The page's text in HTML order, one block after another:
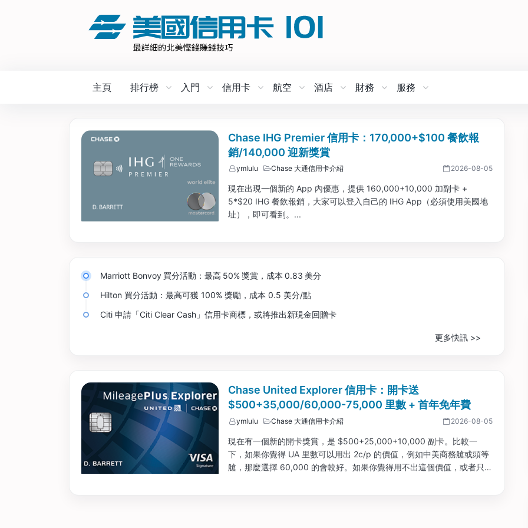
主頁 排行榜 入門 信用卡 航空 酒店 財務 服務
Chase IHG Premier 信用卡：170,000+$100 餐飲報
銷/140,000 迎新獎賞
ymlulu Chase 大通信用卡介紹 2026-08-05
現在出現一個新的 App 內優惠，提供 160,000+10,000 加副卡 +
5*$20 IHG 餐飲報銷，大家可以登入自己的 IHG App（必須使用美國地
址），即可看到。...
Marriott Bonvoy 買分活動：最高 50% 獎賞，成本 0.83 美分
Hilton 買分活動：最高可獲 100% 獎勵，成本 0.5 美分/點
Citi 申請「Citi Clear Cash」信用卡商標，或將推出新現金回贈卡
更多快訊 >>
Chase United Explorer 信用卡：開卡送
$500+35,000/60,000-75,000 里數 + 首年免年費
ymlulu Chase 大通信用卡介紹 2026-08-05
現在有一個新的開卡獎賞，是 $500+25,000+10,000 副卡。比較一
下，如果你覺得 UA 里數可以用出 2c/p 的價值，例如中美商務艙或頭等
艙，那麼選擇 60,000 的會較好。如果你覺得用不出這個價值，或者只想